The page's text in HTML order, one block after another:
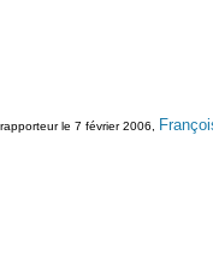
rapporteur le 7 février 2006,